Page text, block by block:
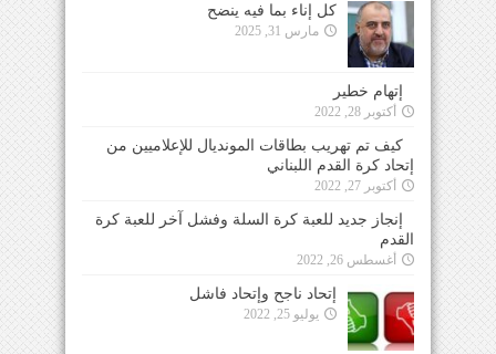
كل إناء بما فيه ينضح
مارس 31, 2025
إتهام خطير
أكتوبر 28, 2022
كيف تم تهريب بطاقات المونديال للإعلاميين من
إتحاد كرة القدم اللبناني
أكتوبر 27, 2022
إنجاز جديد للعبة كرة السلة وفشل آخر للعبة كرة
القدم
أغسطس 26, 2022
إتحاد ناجح وإتحاد فاشل
يوليو 25, 2022